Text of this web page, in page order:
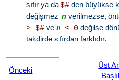
sıfır ya da$# den büyükse
değişmez.n verilmezse,
> $# ven < 0 değilse
takdirde sıfırdan farklıdır.
Önceki
Üst